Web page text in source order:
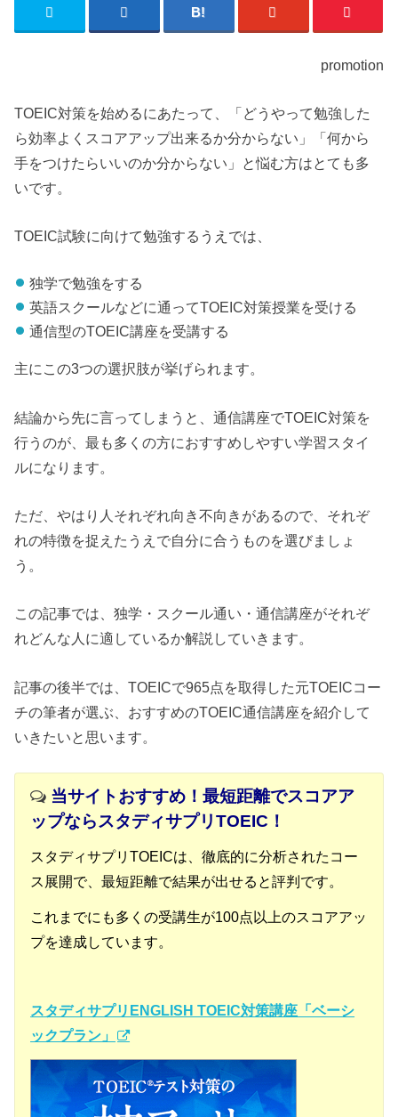
promotion
TOEIC対策を始めるにあたって、「どうやって勉強した
ら効率よくスコアアップ出来るか分からない」「何から
手をつけたらいいのか分からない」と悩む方はとても多
いです。
TOEIC試験に向けて勉強するうえでは、
独学で勉強をする
英語スクールなどに通ってTOEIC対策授業を受ける
通信型のTOEIC講座を受講する
主にこの3つの選択肢が挙げられます。
結論から先に言ってしまうと、通信講座でTOEIC対策を
行うのが、最も多くの方におすすめしやすい学習スタイ
ルになります。
ただ、やはり人それぞれ向き不向きがあるので、それぞ
れの特徴を捉えたうえで自分に合うものを選びましょ
う。
この記事では、独学・スクール通い・通信講座がそれぞ
れどんな人に適しているか解説していきます。
記事の後半では、TOEICで965点を取得した元TOEICコー
チの筆者が選ぶ、おすすめのTOEIC通信講座を紹介して
いきたいと思います。
当サイトおすすめ！最短距離でスコアア
ップならスタディサプリTOEIC ！
スタディサプリTOEICは、徹底的に分析されたコー
ス展開で、最短距離で結果が出せると評判です。
これまでにも多くの受講生が100点以上のスコアアッ
プを達成しています。
スタディサプリENGLISH TOEIC対策講座「ベーシ
ックプラン」